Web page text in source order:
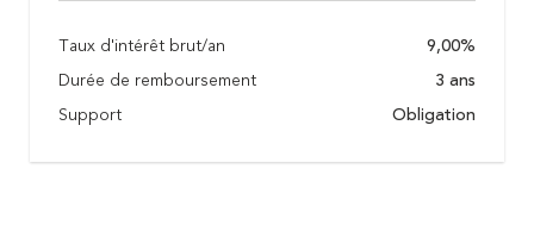
Taux d'intérêt brut/an 9,00%
Durée de remboursement 3 ans
Support Obligation